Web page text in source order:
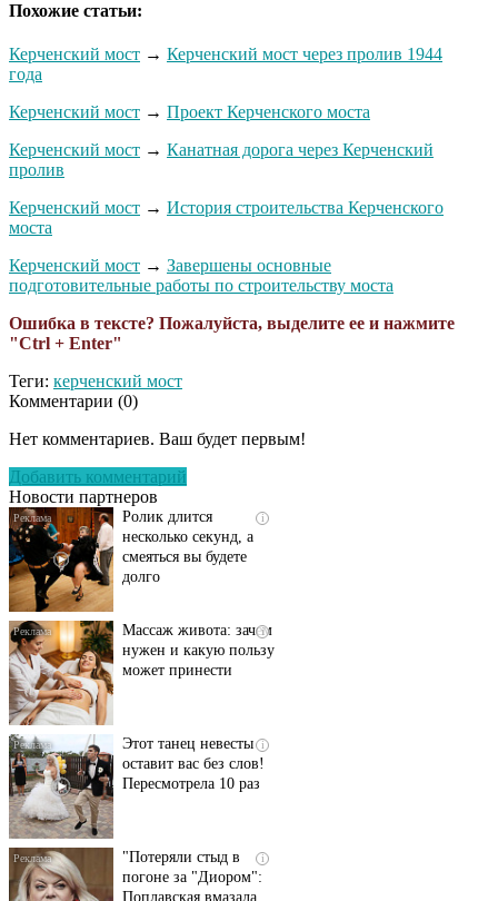
Похожие статьи:
Керченский мост → Керченский мост через пролив 1944
года
Керченский мост → Проект Керченского моста
Керченский мост → Канатная дорога через Керченский
пролив
Керченский мост → История строительства Керченского
моста
Керченский мост → Завершены основные
подготовительные работы по строительству моста
Ошибка в тексте? Пожалуйста, выделите ее и нажмите
"Ctrl + Enter"
Теги: керченский мост
Комментарии (0)
Нет комментариев. Ваш будет первым!
Добавить комментарий
Новости партнеров
Скрытая камера на
люди вытворяют, когда
их не видят...
i
Ролик длится
несколько секунд, а
смеяться вы будете
долго
i
Массаж живота: зачем
нужен и какую пользу
может принести
i
Этот танец невесты
оставит вас без слов!
Пересмотрела 10 раз
i
"Потеряли стыд в
погоне за "Диором":
Поплавская вмазала